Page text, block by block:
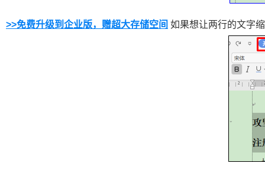
>>免费升级到企业版，赠超大存储空间 如果想让两行的文字